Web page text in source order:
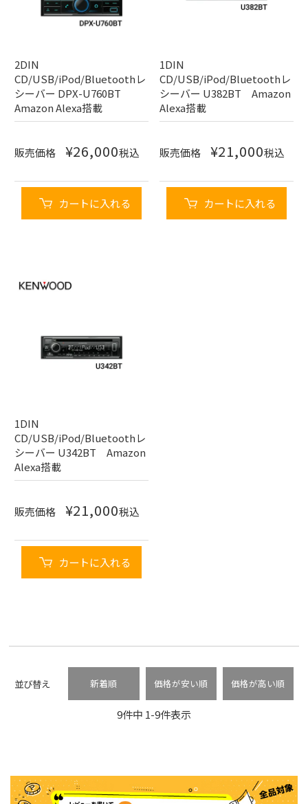
2DIN
CD/USB/iPod/Bluetoothレ
シーバー DPX-U760BT
Amazon Alexa搭載
販売価格 ¥26,000税込
カートに入れる
1DIN
CD/USB/iPod/Bluetoothレ
シーバー U382BT Amazon
Alexa搭載
販売価格 ¥21,000税込
カートに入れる
1DIN
CD/USB/iPod/Bluetoothレ
シーバー U342BT Amazon
Alexa搭載
販売価格 ¥21,000税込
カートに入れる
並び替え 新着順 価格が安い順 価格が高い順
9件中 1-9件表示